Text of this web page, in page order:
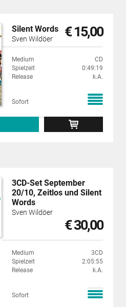
Silent Words
Sven Wildöer € 15,00
Medium
CD
Spielzeit
0:49:19
Release
k.A.
Sofort
3CD-Set September
20/10, Zeitlos und Silent
Words
Sven Wildöer
€ 30,00
Medium
3CD
Spielzeit
2:05:55
Release
k.A.
Sofort